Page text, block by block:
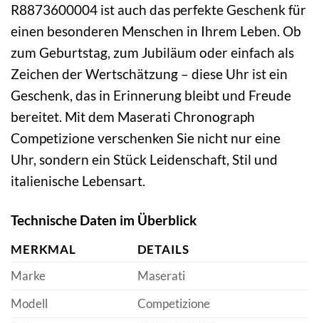
R8873600004 ist auch das perfekte Geschenk für
einen besonderen Menschen in Ihrem Leben. Ob
zum Geburtstag, zum Jubiläum oder einfach als
Zeichen der Wertschätzung – diese Uhr ist ein
Geschenk, das in Erinnerung bleibt und Freude
bereitet. Mit dem Maserati Chronograph
Competizione verschenken Sie nicht nur eine
Uhr, sondern ein Stück Leidenschaft, Stil und
italienische Lebensart.
Technische Daten im Überblick
MERKMAL
DETAILS
Marke
Maserati
Modell
Competizione